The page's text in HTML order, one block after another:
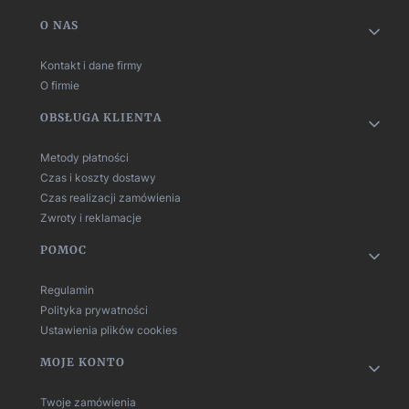
Linki w stopce
O NAS
Kontakt i dane firmy
O firmie
OBSŁUGA KLIENTA
Metody płatności
Czas i koszty dostawy
Czas realizacji zamówienia
Zwroty i reklamacje
POMOC
Regulamin
Polityka prywatności
Ustawienia plików cookies
MOJE KONTO
Twoje zamówienia